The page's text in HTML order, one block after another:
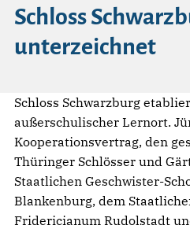
Schloss
unterzeichnet
Schloss Schwarzburg
außerschulischer Lernort.
Kooperationsvertrag, den
Thüringer Schlösser und
Staatlichen Geschwister-
Blankenburg, dem
Fridericianum Rudolstadt